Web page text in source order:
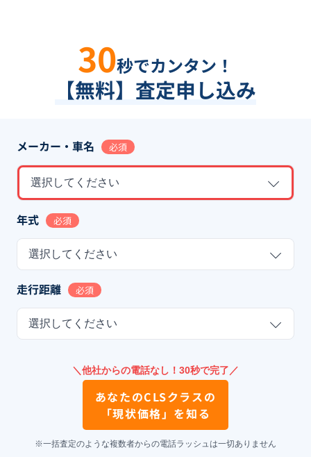
30秒でカンタン！
【無料】査定申し込み
メーカー・車名 必須
選択してください
年式 必須
選択してください
走行距離 必須
選択してください
＼他社からの電話なし！30秒で完了／
あなたのCLSクラスの
「現状価格」を知る
※一括査定のような複数者からの電話ラッシュは一切ありません